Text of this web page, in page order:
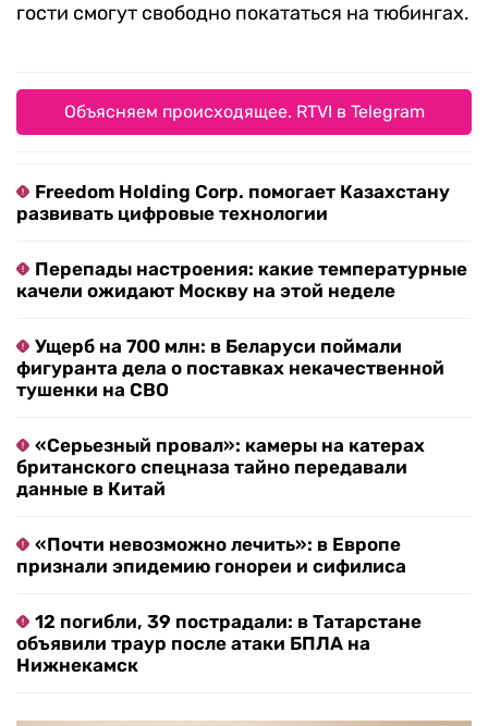
гости смогут свободно покататься на тюбингах.
Объясняем происходящее. RTVI в Telegram
Freedom Holding Corp. помогает Казахстану
развивать цифровые технологии
Перепады настроения: какие температурные
качели ожидают Москву на этой неделе
Ущерб на 700 млн: в Беларуси поймали
фигуранта дела о поставках некачественной
тушенки на СВО
«Серьезный провал»: камеры на катерах
британского спецназа тайно передавали
данные в Китай
«Почти невозможно лечить»: в Европе
признали эпидемию гонореи и сифилиса
12 погибли, 39 пострадали: в Татарстане
объявили траур после атаки БПЛА на
Нижнекамск